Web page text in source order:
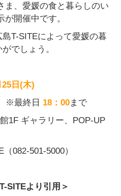
ま、愛媛の食と暮らしのい
開催中です。
T-SITEによって愛媛の暮
でしょう。
日(木)
※最終日 18：00まで
1F ギャラリー、POP-UP
（082-501-5000）
SITEより引用＞